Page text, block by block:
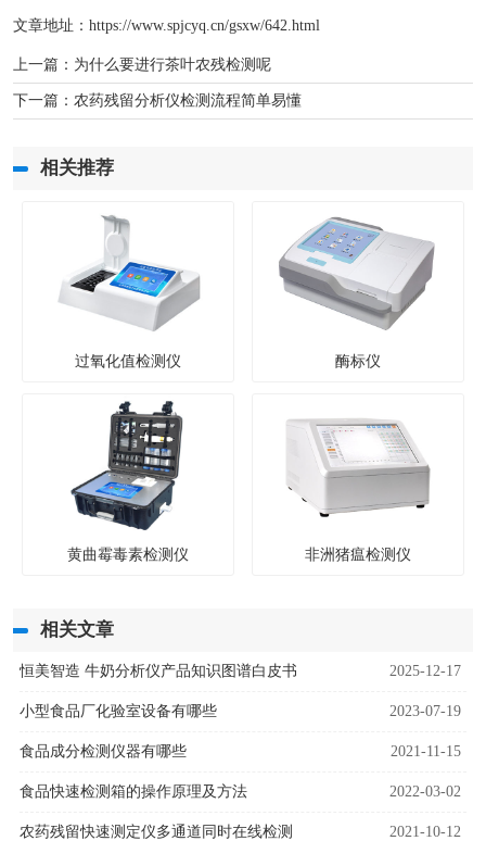
文章地址： https://www.spjcyq.cn/gsxw/642.html
上一篇： 为什么要进行茶叶农残检测呢
下一篇： 农药残留分析仪检测流程简单易懂
相关推荐
过氧化值检测仪 酶标仪
黄曲霉毒素检测仪 非洲猪瘟检测仪
相关文章
恒美智造 牛奶分析仪产品知识图谱白皮书 2025-12-17
小型食品厂化验室设备有哪些 2023-07-19
食品成分检测仪器有哪些 2021-11-15
食品快速检测箱的操作原理及方法 2022-03-02
农药残留快速测定仪多通道同时在线检测 2021-10-12